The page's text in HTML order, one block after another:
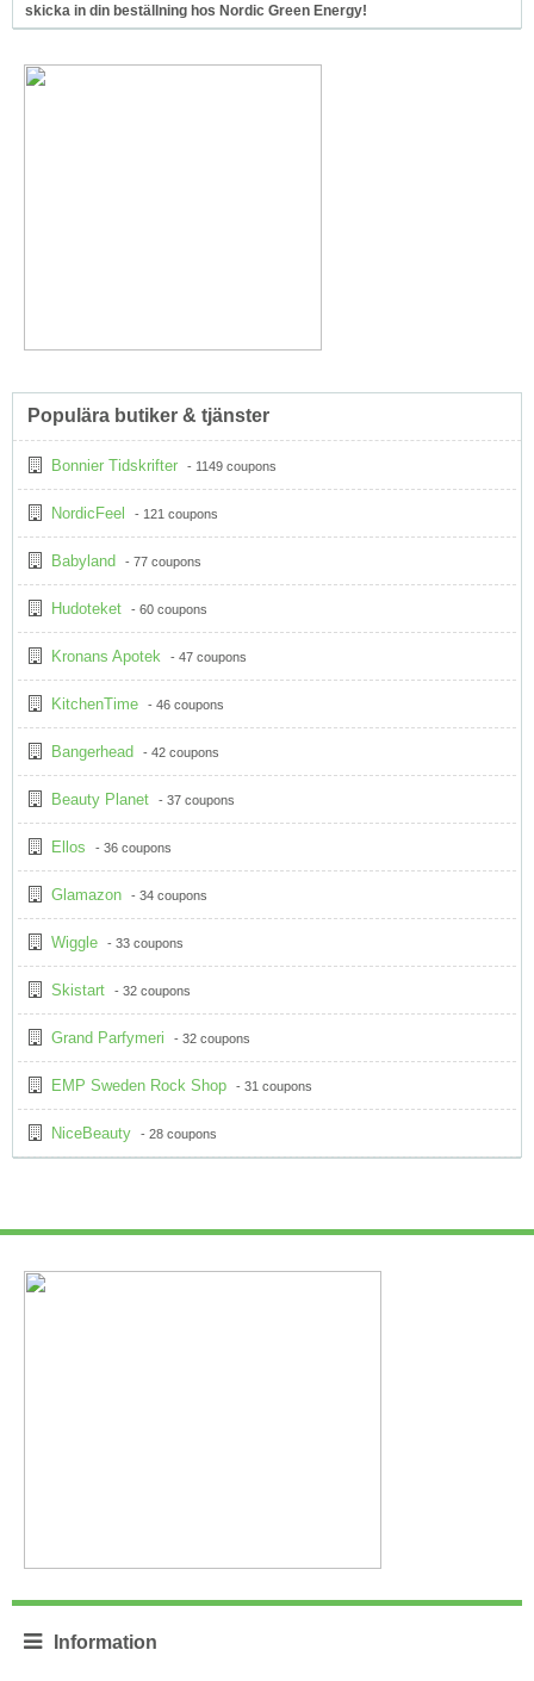
skicka in din beställning hos Nordic Green Energy!
Populära butiker & tjänster
Bonnier Tidskrifter - 1149 coupons
NordicFeel - 121 coupons
Babyland - 77 coupons
Hudoteket - 60 coupons
Kronans Apotek - 47 coupons
KitchenTime - 46 coupons
Bangerhead - 42 coupons
Beauty Planet - 37 coupons
Ellos - 36 coupons
Glamazon - 34 coupons
Wiggle - 33 coupons
Skistart - 32 coupons
Grand Parfymeri - 32 coupons
EMP Sweden Rock Shop - 31 coupons
NiceBeauty - 28 coupons
Information